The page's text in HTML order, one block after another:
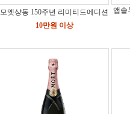
모엣샹동 150주년 리미티드에디션
10만원 이상
앱솔